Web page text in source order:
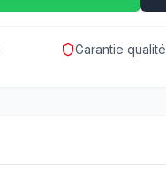
Garantie qualité